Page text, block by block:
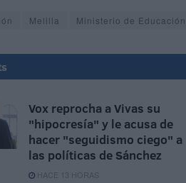
Melilla Ministerio de
Vox reprocha a Vivas su
"hipocresía" y le acusa de
hacer "seguidismo ciego" a
las políticas de Sánchez
HACE 13 HORAS